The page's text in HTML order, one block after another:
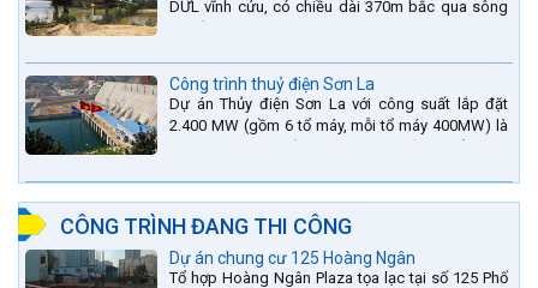
DƯL vĩnh cửu, có chiều dài 370m bắc qua sông
Công trình thuỷ điện Sơn La
Dự án Thủy điện Sơn La với công suất lắp đặt
2.400 MW (gồm 6 tổ máy, mỗi tổ máy 400MW) là
CÔNG TRÌNH ĐANG THI CÔNG
Dự án chung cư 125 Hoàng Ngân
Tổ hợp Hoàng Ngân Plaza tọa lạc tại số 125 Phố